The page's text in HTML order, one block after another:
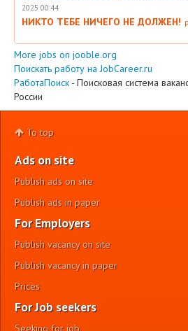
2025 00:44
НИКТО ТЕБЕ НИЧЕГО НЕ ДОЛЖЕН!
More jobs on jooble.org
Поискать работу на JobCareer.ru
РаботаПоиск - Поисковая система
России
To top
Ads on site
Publish ads on site
Publish ads in paper
For Employers
Publish vacancy on site
Publish vacancy in paper
Prices
For Job seekers
Seeking for job